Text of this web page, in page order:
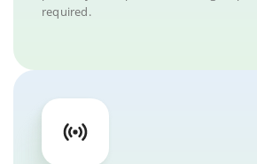
required.